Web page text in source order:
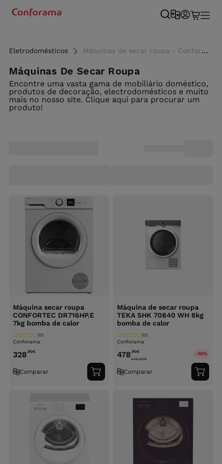
Eletrodomésticos Máquinas de secar roupa - Conforama
Máquinas De Secar Roupa
Encontre uma vasta gama de mobiliário doméstico,
produtos de decoração, electrodomésticos e muito
mais no nosso site. Clique aqui para procurar um
produto!
Máquina secar roupa
CONFORTEC DR716HP.E
7kg bomba de calor
Conforama
(0)
328,90€
Comparar
Adicionar
ao
Máquina de secar roupa
TEKA SHK 70840 WH 8kg
bomba de calor
Conforama
(0)
478,90€
548.90€
-10%
Comparar
ao